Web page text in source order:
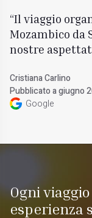
Il viaggio
Mozambico da
nostre
Cristiana Carlino
Pubblicato a giugno
Google
Ogni
esperienza